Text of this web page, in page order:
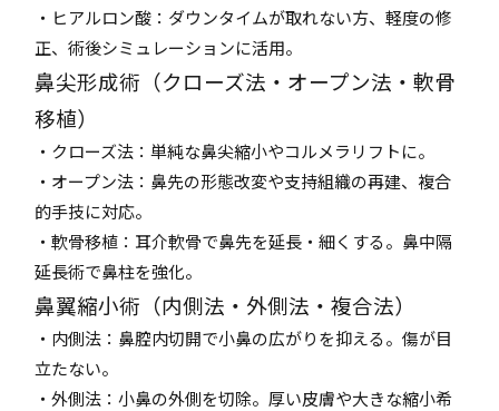
・ヒアルロン酸：ダウンタイムが取れない方、軽度の修
正、術後シミュレーションに活用。
鼻尖形成術（クローズ法・オープン法・軟骨
移植）
・クローズ法：単純な鼻尖縮小やコルメラリフトに。
・オープン法：鼻先の形態改変や支持組織の再建、複合
的手技に対応。
・軟骨移植：耳介軟骨で鼻先を延長・細くする。鼻中隔
延長術で鼻柱を強化。
鼻翼縮小術（内側法・外側法・複合法）
・内側法：鼻腔内切開で小鼻の広がりを抑える。傷が目
立たない。
・外側法：小鼻の外側を切除。厚い皮膚や大きな縮小希